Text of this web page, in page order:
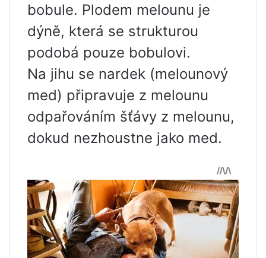
bobule. Plodem melounu je
dýně, která se strukturou
podobá pouze bobulovi.
Na jihu se nardek (melounový
med) připravuje z melounu
odpařováním šťávy z melounu,
dokud nezhoustne jako med.